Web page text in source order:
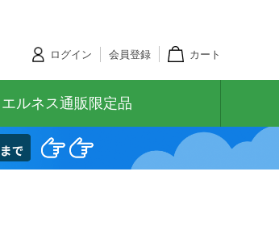
ログイン 会員登録 カート
エルネス通販限定品